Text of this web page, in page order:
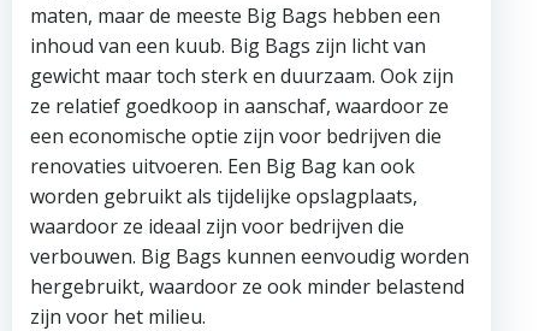
maten, maar de meeste Big Bags hebben een
inhoud van een kuub. Big Bags zijn licht van
gewicht maar toch sterk en duurzaam. Ook zijn
ze relatief goedkoop in aanschaf, waardoor ze
een economische optie zijn voor bedrijven die
renovaties uitvoeren. Een Big Bag kan ook
worden gebruikt als tijdelijke opslagplaats,
waardoor ze ideaal zijn voor bedrijven die
verbouwen. Big Bags kunnen eenvoudig worden
hergebruikt, waardoor ze ook minder belastend
zijn voor het milieu.